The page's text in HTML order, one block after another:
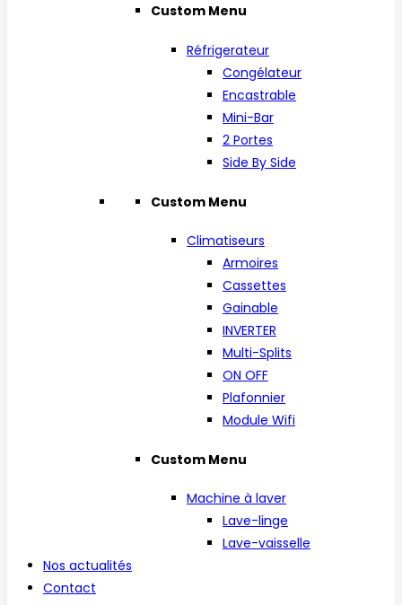
Custom Menu
Réfrigerateur
Congélateur
Encastrable
Mini-Bar
2 Portes
Side By Side
Custom Menu
Climatiseurs
Armoires
Cassettes
Gainable
INVERTER
Multi-Splits
ON OFF
Plafonnier
Module Wifi
Custom Menu
Machine à laver
Lave-linge
Lave-vaisselle
Nos actualités
Contact